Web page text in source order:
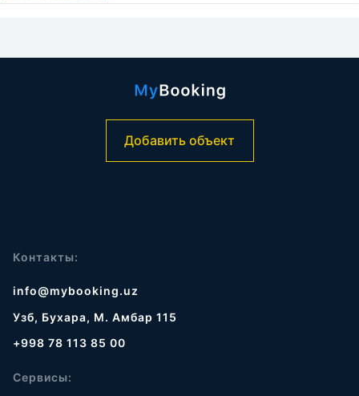
Добавить объект
Контакты:
info@mybooking.uz
Узб, Бухара, М. Амбар 115
+998 78 113 85 00
Сервисы: